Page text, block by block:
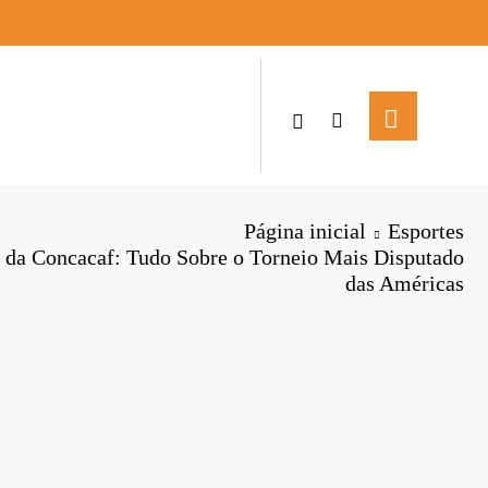
Página inicial
Esportes
da Concacaf: Tudo Sobre o Torneio Mais Disputado
das Américas